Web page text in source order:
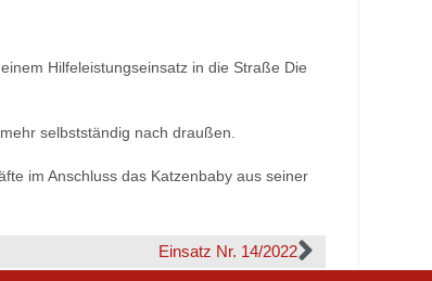
Hilfeleistungseinsatz in die Straße Die
selbstständig nach draußen.
im Anschluss das Katzenbaby aus seiner
Einsatz Nr. 14/2022